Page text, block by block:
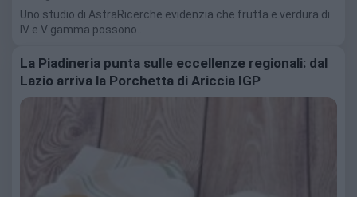
Uno studio di AstraRicerche evidenzia che frutta e verdura di
IV e V gamma possono…
La Piadineria punta sulle eccellenze regionali: dal
Lazio arriva la Porchetta di Ariccia IGP